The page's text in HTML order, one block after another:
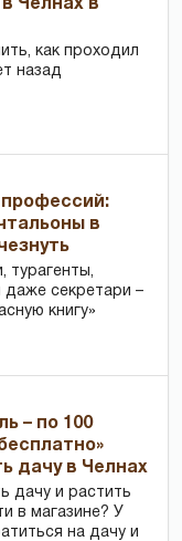
Челнах в
как проходил
назад
профессий:
в
тур­агенты,
даже секретари –
книгу»
– по 100
дачу в Челнах
дачу и растить
в магазине? У
на дачу и